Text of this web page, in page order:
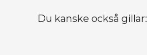
Du kanske också gillar: